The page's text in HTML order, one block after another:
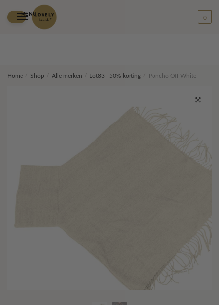
MENU
0
Home Shop Alle merken Lot83 - 50% korting / Poncho Off White